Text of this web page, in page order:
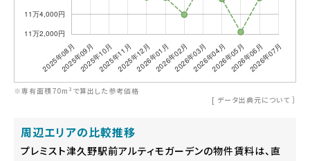
※専有面積70m²で算出した参考価格
[ データ出典元について ］
周辺エリアの比較推移
プレミスト津久野駅前アルティモガーデンの物件賃料は、直